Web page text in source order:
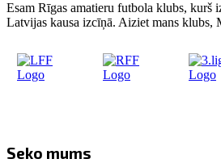
Esam Rīgas amatieru futbola klubs, kurš
Latvijas kausa izcīņā. Aiziet mans
Seko mums